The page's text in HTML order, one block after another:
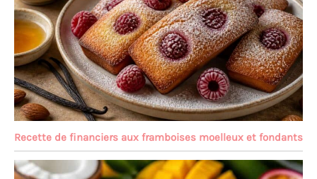
Recette de financiers aux framboises moelleux et fondants